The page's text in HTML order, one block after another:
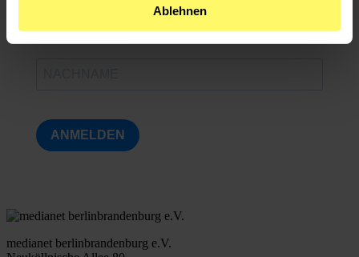
Ablehnen
ANMELDEN
medianet berlinbrandenburg e.V.